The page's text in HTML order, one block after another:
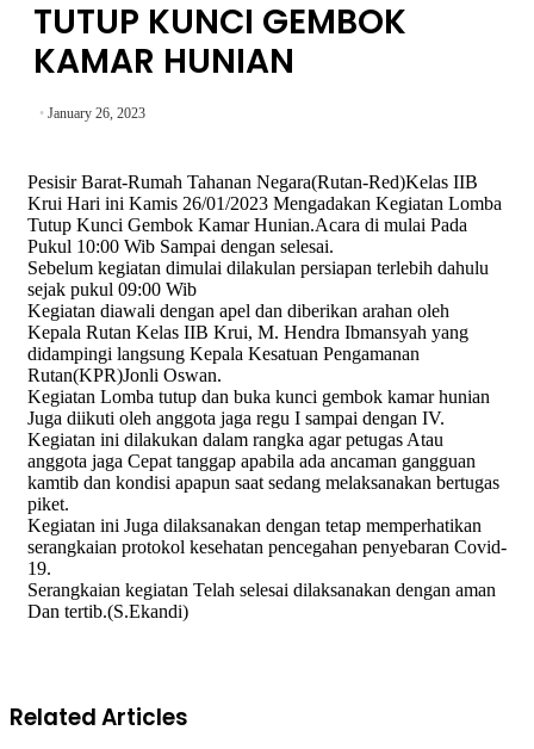
TUTUP KUNCI GEMBOK
KAMAR HUNIAN
January 26, 2023
Pesisir Barat-Rumah Tahanan Negara(Rutan-Red)Kelas IIB
Krui Hari ini Kamis 26/01/2023 Mengadakan Kegiatan Lomba
Tutup Kunci Gembok Kamar Hunian.Acara di mulai Pada
Pukul 10:00 Wib Sampai dengan selesai.
Sebelum kegiatan dimulai dilakulan persiapan terlebih dahulu
sejak pukul 09:00 Wib
Kegiatan diawali dengan apel dan diberikan arahan oleh
Kepala Rutan Kelas IIB Krui, M. Hendra Ibmansyah yang
didampingi langsung Kepala Kesatuan Pengamanan
Rutan(KPR)Jonli Oswan.
Kegiatan Lomba tutup dan buka kunci gembok kamar hunian
Juga diikuti oleh anggota jaga regu I sampai dengan IV.
Kegiatan ini dilakukan dalam rangka agar petugas Atau
anggota jaga Cepat tanggap apabila ada ancaman gangguan
kamtib dan kondisi apapun saat sedang melaksanakan bertugas
piket.
Kegiatan ini Juga dilaksanakan dengan tetap memperhatikan
serangkaian protokol kesehatan pencegahan penyebaran Covid-
19.
Serangkaian kegiatan Telah selesai dilaksanakan dengan aman
Dan tertib.(S.Ekandi)
Related Articles